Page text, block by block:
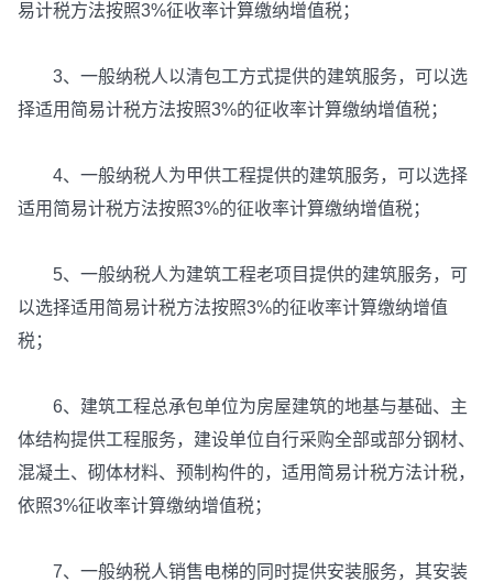
易计税方法按照3%征收率计算缴纳增值税；
3、一般纳税人以清包工方式提供的建筑服务，可以选
择适用简易计税方法按照3%的征收率计算缴纳增值税；
4、一般纳税人为甲供工程提供的建筑服务，可以选择
适用简易计税方法按照3%的征收率计算缴纳增值税；
5、一般纳税人为建筑工程老项目提供的建筑服务，可
以选择适用简易计税方法按照3%的征收率计算缴纳增值
税；
6、建筑工程总承包单位为房屋建筑的地基与基础、主
体结构提供工程服务，建设单位自行采购全部或部分钢材、
混凝土、砌体材料、预制构件的，适用简易计税方法计税，
依照3%征收率计算缴纳增值税；
7、一般纳税人销售电梯的同时提供安装服务，其安装